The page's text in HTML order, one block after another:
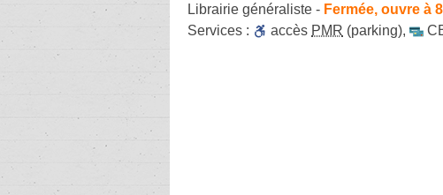
Librairie généraliste - Fermée, ouvre à
Services :
accès PMR (parking),